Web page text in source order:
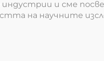
и сме
на научните